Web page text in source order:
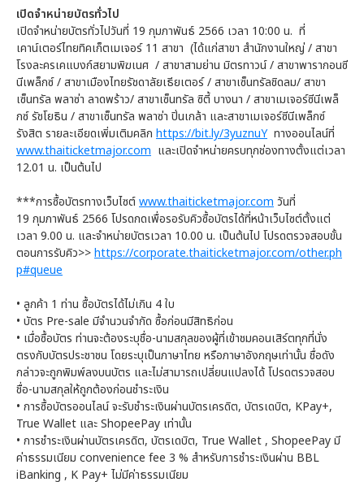
เปิดจำหน่ายบัตรทั่วไป
เปิดจำหน่ายบัตรทั่วไปวันที่ 19 กุมภาพันธ์ 2566 เวลา 10:00 น. ที่
เคาน์เตอร์ไทยทิคเก็ตเมเจอร์ 11 สาขา (ได้แก่สาขา สำนักงานใหญ่ / สาขา
โรงละครเคแบงก์สยามพิฆเนศ / สาขาสามย่าน มิตรทาวน์ / สาขาพารากอนซี
นีเพล็กซ์ / สาขาเมืองไทยรัชดาลัยเธียเตอร์ / สาขาเซ็นทรัลชิดลม/ สาขา
เซ็นทรัล พลาซ่า ลาดพร้าว/ สาขาเซ็นทรัล ซิตี้ บางนา / สาขาเมเจอร์ซีนีเพล็
กซ์ รัชโยธิน / สาขาเซ็นทรัล พลาซ่า ปิ่นเกล้า และสาขาเมเจอร์ซีนีเพล็กซ์
รังสิต รายละเอียดเพิ่มเติมคลิก https://bit.ly/3yuznuYทางออนไลน์ที่
www.thaiticketmajor.com และเปิดจำหน่ายครบทุกช่องทางตั้งแต่เวลา
12.01 น. เป็นต้นไป
***การซื้อบัตรทางเว็บไซต์www.thaiticketmajor.com วันที่
19 กุมภาพันธ์ 2566 โปรดกดเพื่อรอรับคิวซื้อบัตรได้ที่หน้าเว็บไซต์ตั้งแต่
เวลา 9.00 น. และจำหน่ายบัตรเวลา 10.00 น. เป็นต้นไป โปรดตรวจสอบขั้น
ตอนการรับคิว>>https://corporate.thaiticketmajor.com/other.ph
p#queue
• ลูกค้า 1 ท่าน ซื้อบัตรได้ไม่เกิน 4 ใบ
• บัตร Pre-sale มีจำนวนจำกัด ซื้อก่อนมีสิทธิก่อน
• เมื่อซื้อบัตร ท่านจะต้องระบุชื่อ-นามสกุลของผู้ที่เข้าชมคอนเสิร์ตทุกที่นั่ง
ตรงกับบัตรประชาชน โดยระบุเป็นภาษาไทย หรือภาษาอังกฤษเท่านั้น ชื่อดัง
กล่าวจะถูกพิมพ์ลงบนบัตร และไม่สามารถเปลี่ยนแปลงได้ โปรดตรวจสอบ
ชื่อ-นามสกุลให้ถูกต้องก่อนชำระเงิน
• การซื้อบัตรออนไลน์ จะรับชำระเงินผ่านบัตรเครดิต, บัตรเดบิต, KPay+,
True Wallet และ ShopeePay เท่านั้น
• การชำระเงินผ่านบัตรเครดิต, บัตรเดบิต, True Wallet , ShopeePay มี
ค่าธรรมเนียม convenience fee 3 % สำหรับการชำระเงินผ่าน BBL
iBanking , K Pay+ ไม่มีค่าธรรมเนียม